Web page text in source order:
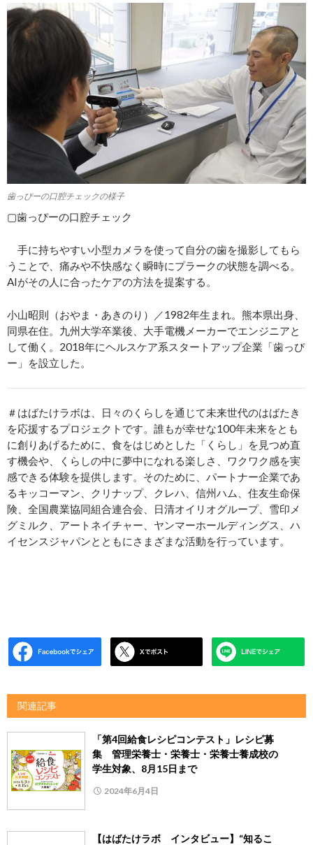
歯っぴーの口腔チェックの様子
▢歯っぴーの口腔チェック
手に持ちやすい小型カメラを使って自分の歯を撮影してもら
うことで、痛みや不快感なく瞬時にプラークの状態を調べる。
AIがその人に合ったケアの方法を提案する。
小山昭則（おやま・あきのり）／1982年生まれ。熊本県出身、
同県在住。九州大学卒業後、大手電機メーカーでエンジニアと
して働く。2018年にヘルスケア系スタートアップ企業「歯っぴ
ー」を設立した。
＃はばたけラボは、日々のくらしを通じて未来世代のはばたき
を応援するプロジェクトです。誰もが幸せな100年未来をとも
に創りあげるために、食をはじめとした「くらし」を見つめ直
す機会や、くらしの中に夢中になれる楽しさ、ワクワク感を実
感できる体験を提供します。そのために、パートナー企業であ
るキッコーマン、クリナップ、クレハ、信州ハム、住友生命保
険、全国農業協同組合連合会、日清オイリオグループ、雪印メ
グミルク、アートネイチャー、ヤンマーホールディングス、ハ
イセンスジャパンとともにさまざまな活動を行っています。
関連記事
「第4回給食レシピコンテスト」レシピ募
集 管理栄養士・栄養士・栄養士養成校の
学生対象、8月15日まで
2024年6月4日
【はばたけラボ インタビュー】“知るこ